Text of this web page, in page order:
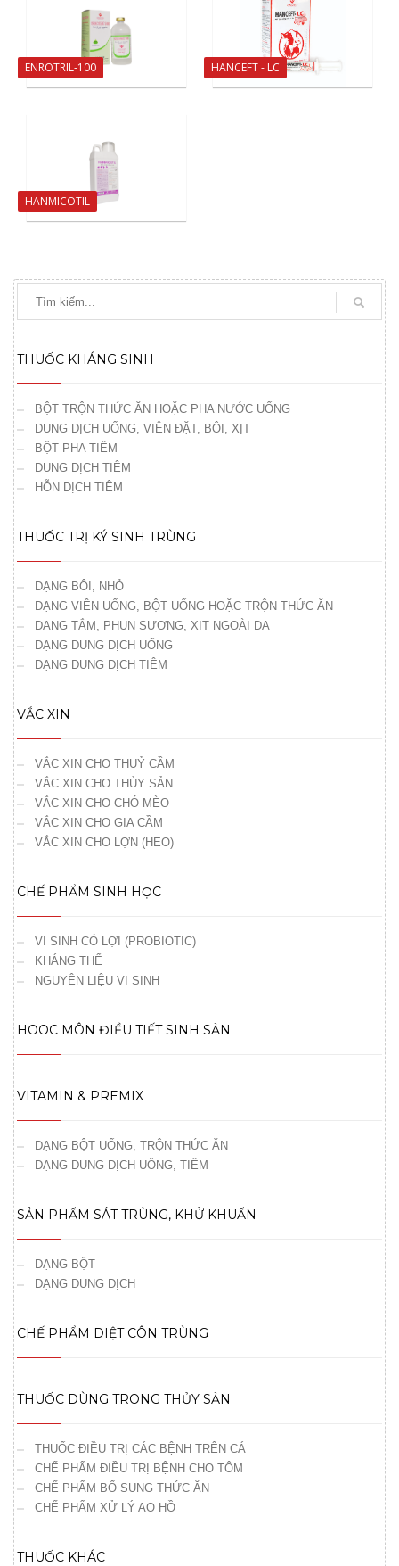
ENROTRIL-100 HANCEFT - LC
HANMICOTIL
THUỐC KHÁNG SINH
BỘT TRỘN THỨC ĂN HOẶC PHA NƯỚC UỐNG
DUNG DỊCH UỐNG, VIÊN ĐẶT, BÔI, XỊT
BỘT PHA TIÊM
DUNG DỊCH TIÊM
HỖN DỊCH TIÊM
THUỐC TRỊ KÝ SINH TRÙNG
DẠNG BÔI, NHỎ
DẠNG VIÊN UỐNG, BỘT UỐNG HOẶC TRỘN THỨC ĂN
DẠNG TẮM, PHUN SƯƠNG, XỊT NGOÀI DA
DẠNG DUNG DỊCH UỐNG
DẠNG DUNG DỊCH TIÊM
VẮC XIN
VẮC XIN CHO THUỶ CẦM
VẮC XIN CHO THỦY SẢN
VẮC XIN CHO CHÓ MÈO
VẮC XIN CHO GIA CẦM
VẮC XIN CHO LỢN (HEO)
CHẾ PHẨM SINH HỌC
VI SINH CÓ LỢI (PROBIOTIC)
KHÁNG THỂ
NGUYÊN LIỆU VI SINH
HOOC MÔN ĐIỀU TIẾT SINH SẢN
VITAMIN & PREMIX
DẠNG BỘT UỐNG, TRỘN THỨC ĂN
DẠNG DUNG DỊCH UỐNG, TIÊM
SẢN PHẨM SÁT TRÙNG, KHỬ KHUẨN
DẠNG BỘT
DẠNG DUNG DỊCH
CHẾ PHẨM DIỆT CÔN TRÙNG
THUỐC DÙNG TRONG THỦY SẢN
THUỐC ĐIỀU TRỊ CÁC BỆNH TRÊN CÁ
CHẾ PHẨM ĐIỀU TRỊ BỆNH CHO TÔM
CHẾ PHẨM BỔ SUNG THỨC ĂN
CHẾ PHẨM XỬ LÝ AO HỒ
THUỐC KHÁC